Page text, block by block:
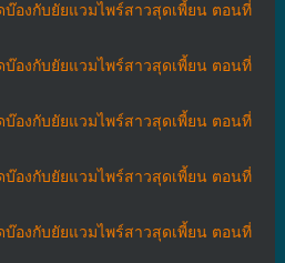
บ๊องกับยัยแวมไพร์สาวสุดเพี้ยน ตอนที่
บ๊องกับยัยแวมไพร์สาวสุดเพี้ยน ตอนที่
บ๊องกับยัยแวมไพร์สาวสุดเพี้ยน ตอนที่
บ๊องกับยัยแวมไพร์สาวสุดเพี้ยน ตอนที่
บ๊องกับยัยแวมไพร์สาวสุดเพี้ยน ตอนที่